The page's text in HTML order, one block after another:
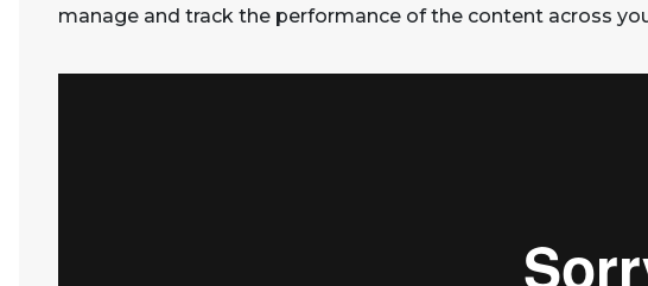
manage and track the performance of the content across